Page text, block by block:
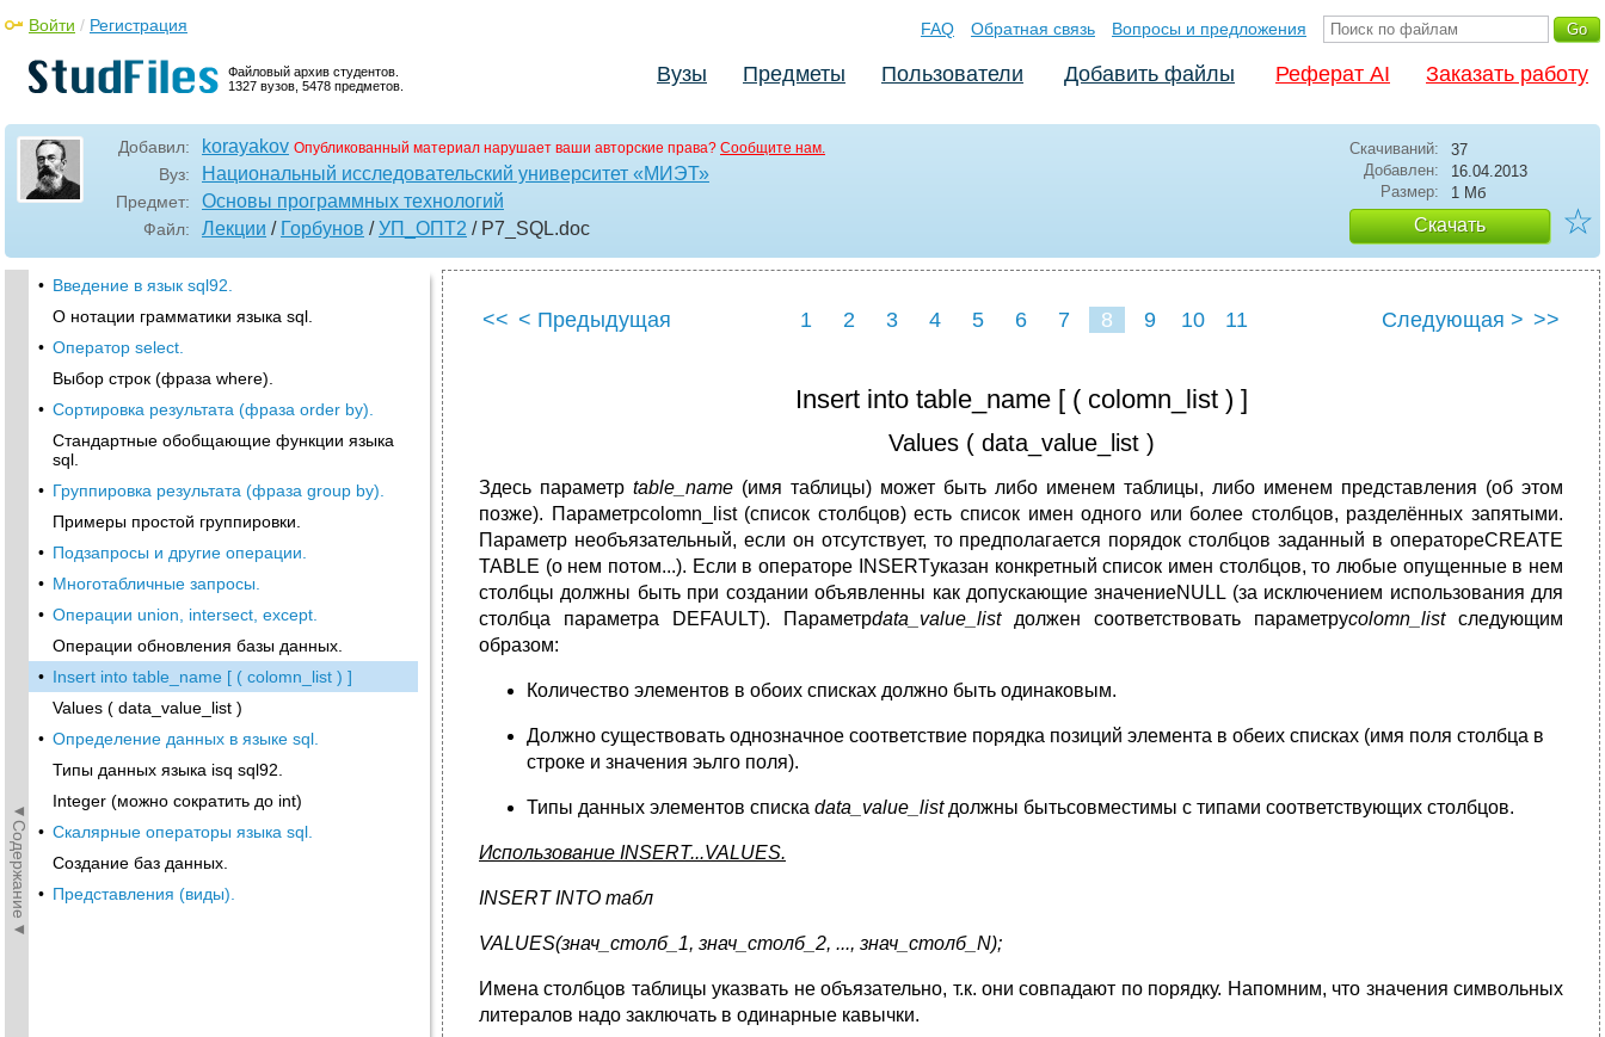
Файловый архив студентов.
1327 вузов, 5478 предметов.
Войти / Регистрация FAQ Обратная связь Вопросы и предложения
Вузы Предметы Пользователи Добавить файлы Реферат AI Заказать работу
Добавил: korayakov Опубликованный материал нарушает ваши авторские права? Сообщите нам.
Вуз: Национальный исследовательский университет «МИЭТ»
Предмет: Основы программных технологий
Файл: Лекции / Горбунов /УП_ОПТ2 / Р7_SQL.doc
Скачиваний:
37
Добавлен:
16.04.2013
Размер:
1 Мб
Скачать ☆
◄Содержание◄
• Введение в язык sql92.
О нотации грамматики языка sql.
• Оператор select.
Выбор строк (фраза where).
• Сортировка результата (фраза order by).
Стандартные обобщающие функции языка
sql.
• Группировка результата (фраза group by).
Примеры простой группировки.
• Подзапросы и другие операции.
• Многотабличные запросы.
• Операции union, intersect, except.
Операции обновления базы данных.
• Insert into table_name [ ( colomn_list ) ]
Values ( data_value_list )
• Определение данных в языке sql.
Типы данных языка isq sql92.
Integer (можно сократить до int)
• Скалярные операторы языка sql.
Создание баз данных.
• Представления (виды).
<< < Предыдущая 1 2 3 4 5 6 7 8 9 10 11 Следующая > >>
Insert into table_name [ ( colomn_list ) ]
Values ( data_value_list )
Здесь параметр table_name (имя таблицы) может быть либо именем таблицы, либо именем представления (об этом
позже). Параметрcolomn_list (список столбцов) есть список имен одного или более столбцов, разделённых запятыми.
Параметр необъязательный, если он отсутствует, то предполагается порядок столбцов заданный в оператореCREATE
TABLE (о нем потом...). Если в операторе INSERTуказан конкретный список имен столбцов, то любые опущенные в нем
столбцы должны быть при создании объявленны как допускающие значениеNULL (за исключением использования для
столбца параметра DEFAULT). Параметрdata_value_listдолжен соответствовать параметруcolomn_listследующим
образом:
Количество элементов в обоих списках должно быть одинаковым.
Должно существовать однозначное соответствие порядка позиций элемента в обеих списках (имя поля столбца в
строке и значения эьлго поля).
Типы данных элементов списка data_value_listдолжны бытьсовместимы с типами соответствующих столбцов.
Использование INSERT...VALUES.
INSERT INTO табл
VALUES(знач_столб_ 1, знач_столб_2, ..., знач_столб_ N);
Имена столбцов таблицы указвать не объязательно, т.к. они совпадают по порядку. Напомним, что значения символьных
литералов надо заключать в одинарные кавычки.